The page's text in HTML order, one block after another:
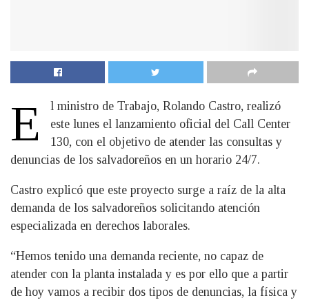
E
l ministro de Trabajo, Rolando Castro, realizó
este lunes el lanzamiento oficial del Call Center
130, con el objetivo de atender las consultas y
denuncias de los salvadoreños en un horario 24/7.
Castro explicó que este proyecto surge a raíz de la alta
demanda de los salvadoreños solicitando atención
especializada en derechos laborales.
“Hemos tenido una demanda reciente, no capaz de
atender con la planta instalada y es por ello que a partir
de hoy vamos a recibir dos tipos de denuncias, la física y